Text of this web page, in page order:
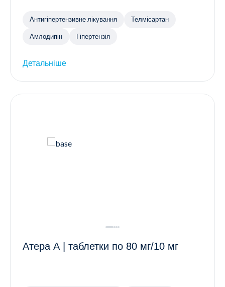
Антигіпертензивне лікування Телмісартан
Амлодипін Гіпертензія
Детальніше
Атера А | таблетки по 80 мг/10 мг